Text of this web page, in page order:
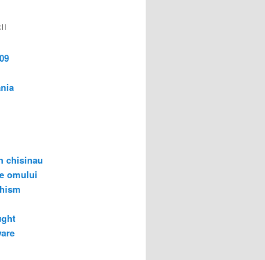
chisinau
omului